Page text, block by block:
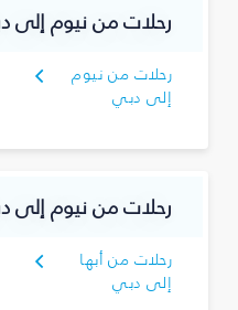
رحلات من نيوم إلى
رحلات من نيوم
إلى دبي
رحلات من نيوم إلى
رحلات من أبها
إلى دبي